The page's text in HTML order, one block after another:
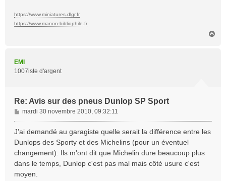
https://www.miniatures.dlgr.fr
https://www.manon-bibliophile.fr
EMI
1007iste d'argent
Re: Avis sur des pneus Dunlop SP Sport
M
e
s
a
g
e
mardi 30 novembre 2010, 09:32:11
J'ai demandé au garagiste quelle serait la différence entre les
Dunlops des Sporty et des Michelins (pour un éventuel
changement). Ils m'ont dit que Michelin dure beaucoup plus
dans le temps, Dunlop c'est pas mal mais côté usure c'est
moyen.